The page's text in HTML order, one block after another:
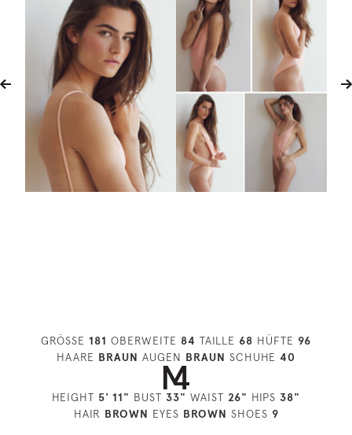
GRÖSSE 181 OBERWEITE 84 TAILLE 68 HÜFTE 96
HAARE BRAUN AUGEN BRAUN SCHUHE 40
HEIGHT 5' 11" BUST 33" WAIST 26" HIPS 38"
HAIR BROWN EYES BROWN SHOES 9